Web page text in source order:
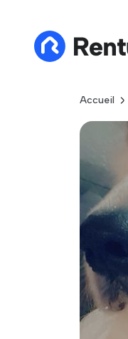
Accueil